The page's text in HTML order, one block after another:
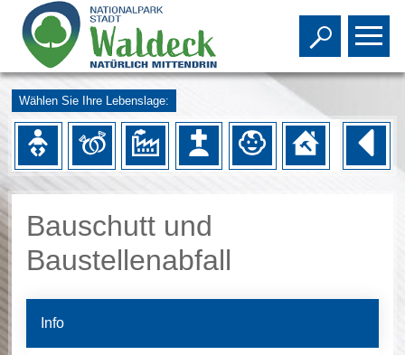
Toggle
Wählen Sie Ihre Lebenslage:
Bauschutt und
Baustellenabfall
Info